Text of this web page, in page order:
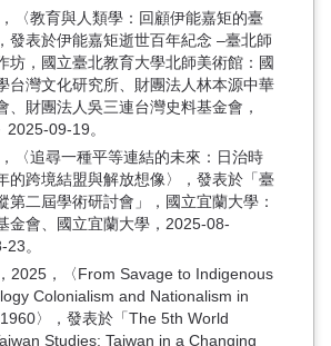
〈教育與人類學：回顧伊能嘉矩的臺
發表於伊能嘉矩逝世百年紀念 –臺北師
坊，國立臺北教育大學北師美術館：國
台灣文化研究所、財團法人林本源中華
、財團法人吳三連台灣史料基金會，
09-19。
〈追尋一種平等連結的未來：日治時
的跨境結盟與解放想像〉，發表於「臺
第二屆學術研討會」，國立宜蘭大學：
金會、國立宜蘭大學，2025-08-
。
2025，〈From Savage to Indigenous
Colonialism and Nationalism in
〉，發表於「The 5th World
Studies: Taiwan in a Changing